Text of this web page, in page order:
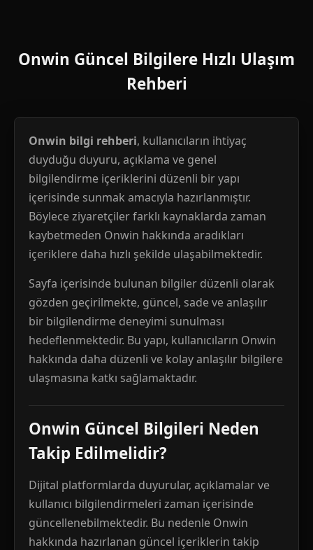
Onwin Güncel Bilgilere Hızlı Ulaşım
Rehberi
Onwin bilgi rehberi, kullanıcıların ihtiyaç
duyduğu duyuru, açıklama ve genel
bilgilendirme içeriklerini düzenli bir yapı
içerisinde sunmak amacıyla hazırlanmıştır.
Böylece ziyaretçiler farklı kaynaklarda zaman
kaybetmeden Onwin hakkında aradıkları
içeriklere daha hızlı şekilde ulaşabilmektedir.
Sayfa içerisinde bulunan bilgiler düzenli olarak
gözden geçirilmekte, güncel, sade ve anlaşılır
bir bilgilendirme deneyimi sunulması
hedeflenmektedir. Bu yapı, kullanıcıların Onwin
hakkında daha düzenli ve kolay anlaşılır bilgilere
ulaşmasına katkı sağlamaktadır.
Onwin Güncel Bilgileri Neden
Takip Edilmelidir?
Dijital platformlarda duyurular, açıklamalar ve
kullanıcı bilgilendirmeleri zaman içerisinde
güncellenebilmektedir. Bu nedenle Onwin
hakkında hazırlanan güncel içeriklerin takip